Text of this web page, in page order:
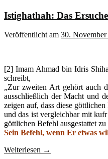
Istighathah: Das
Veröffentlicht am 30.
[2] Imam Ahmad bin Idris
schreibt,
„Zur zweiten Art gehört auch
ausschließlich der Macht und
zeigen auf, dass diese
und das ist vergleichbar mit
göttlichen Befehl ausgestattet
Sein Befehl, wenn Er etwas
Weiterlesen →